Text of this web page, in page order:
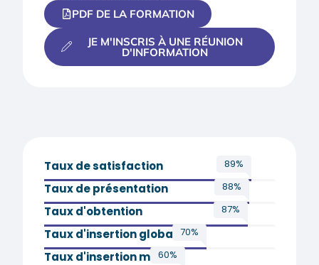
PDF DE LA FORMATION
JE M'INSCRIS À UNE RÉUNION
D'INFORMATION
Taux de satisfaction 96
Taux de présentation 96
Taux d'obtention
Taux d'insertion global 76
Taux d'insertion métier
66